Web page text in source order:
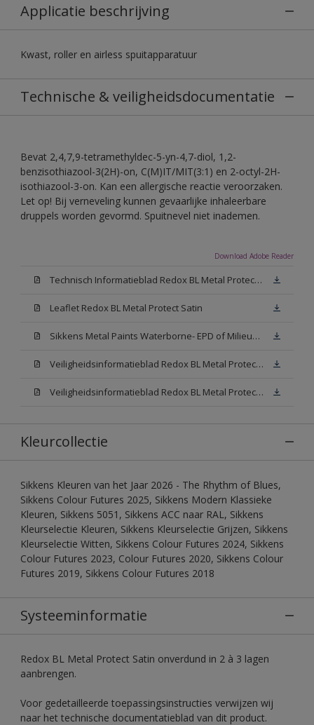
Applicatie beschrijving
Kwast, roller en airless spuitapparatuur
Technische & veiligheidsdocumentatie
Bevat 2,4,7,9-tetramethyldec-5-yn-4,7-diol, 1,2-
benzisothiazool-3(2H)-on, C(M)IT/MIT(3:1) en 2-octyl-2H-
isothiazool-3-on. Kan een allergische reactie veroorzaken.
Let op! Bij verneveling kunnen gevaarlijke inhaleerbare
druppels worden gevormd. Spuitnevel niet inademen.
Download Adobe Reader
Technisch Informatieblad Redox BL Metal Protect (PDF)
Leaflet Redox BL Metal Protect Satin
Sikkens Metal Paints Waterborne- EPD of Milieuproductverklaring
Veiligheidsinformatieblad Redox BL Metal Protect Satin N00 (MSDS)
Veiligheidsinformatieblad Redox BL Metal Protect Satin White W05 (MSDS)
Kleurcollectie
Sikkens Kleuren van het Jaar 2026 - The Rhythm of Blues,
Sikkens Colour Futures 2025, Sikkens Modern Klassieke
Kleuren, Sikkens 5051, Sikkens ACC naar RAL, Sikkens
Kleurselectie Kleuren, Sikkens Kleurselectie Grijzen, Sikkens
Kleurselectie Witten, Sikkens Colour Futures 2024, Sikkens
Colour Futures 2023, Colour Futures 2020, Sikkens Colour
Futures 2019, Sikkens Colour Futures 2018
Systeeminformatie
Redox BL Metal Protect Satin onverdund in 2 à 3 lagen
aanbrengen.
Voor gedetailleerde toepassingsinstructies verwijzen wij
naar het technische documentatieblad van dit product.